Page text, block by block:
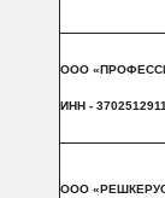
ООО
ИНН - 3702512911
ООО